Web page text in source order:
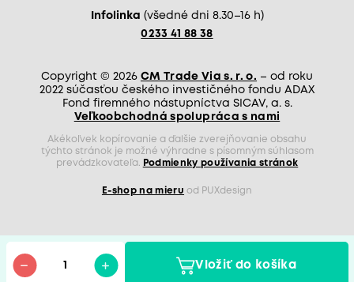
Vložiť do košíka
Infolinka (všedné dni 8.30–16 h)
0233 41 88 38
Copyright © 2026 CM Trade Via s. r. o. – od roku
2022 súčasťou českého investičného fondu ADAX
Fond firemného nástupníctva SICAV, a. s.
Veľkoobchodná spolupráca s nami
Akékoľvek kopírovanie a ďalšie zverejňovanie obsahu
týchto stránok je možné výhradne s písomným súhlasom
prevádzkovateľa.
Podmienky používania stránok
E-shop na mieru od PUXdesign